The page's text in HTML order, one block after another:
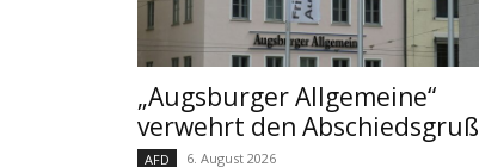
„Augsburger Allgemeine“
verwehrt den Abschiedsgruß
AFD 6. August 2026